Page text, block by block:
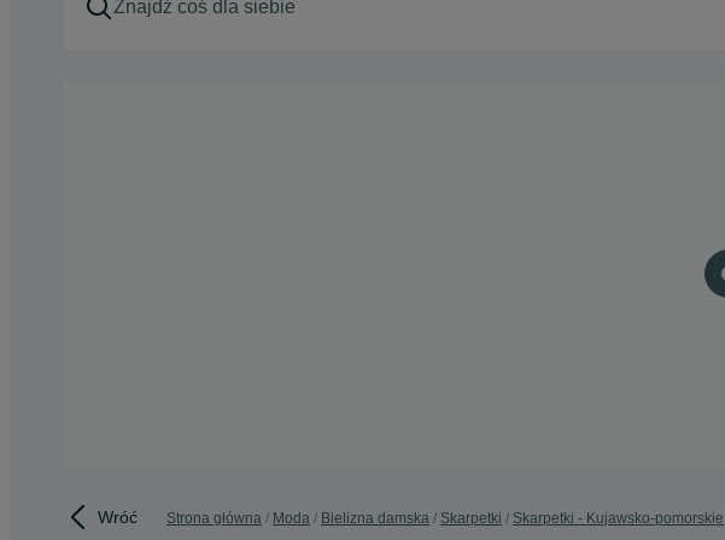
Wróć Strona główna Moda Bielizna damska Skarpetki Skarpetki - Kujawsko-pomorskie